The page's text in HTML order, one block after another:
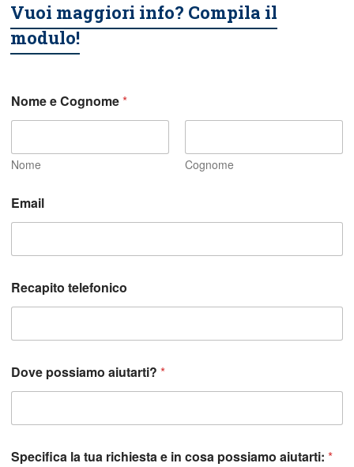
Vuoi maggiori info? Compila il
modulo!
Nome e Cognome*
Nome Cognome
Email
n
p
s
i
a
m
*
Recapito telefonico
Dove possiamo aiutarti?*
Specifica la tua richiesta e in cosa possiamo aiutarti:*